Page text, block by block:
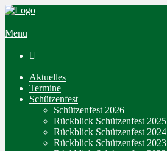
Menu

Aktuelles
Termine
Schützenfest
Schützenfest 2026
Rückblick Schützenfest 2025
Rückblick Schützenfest 2024
Rückblick Schützenfest 2023